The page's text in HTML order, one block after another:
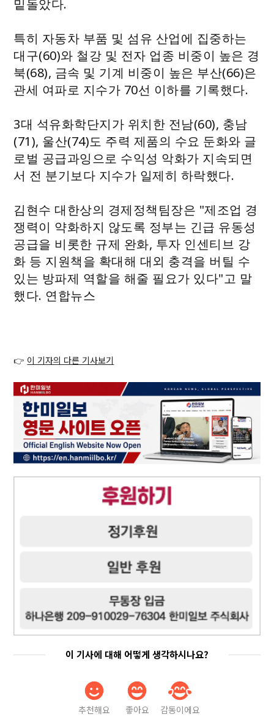
밑돌았다.
특히 자동차 부품 및 섬유 산업에 집중하는
대구(60)와 철강 및 전자 업종 비중이 높은 경
북(68), 금속 및 기계 비중이 높은 부산(66)은
관세 여파로 지수가 70선 이하를 기록했다.
3대 석유화학단지가 위치한 전남(60), 충남
(71), 울산(74)도 주력 제품의 수요 둔화와 글
로벌 공급과잉으로 수익성 악화가 지속되면
서 전 분기보다 지수가 일제히 하락했다.
김현수 대한상의 경제정책팀장은 "제조업 경
쟁력이 약화하지 않도록 정부는 긴급 유동성
공급을 비롯한 규제 완화, 투자 인센티브 강
화 등 지원책을 확대해 대외 충격을 버틸 수
있는 방파제 역할을 해줄 필요가 있다"고 말
했다. 연합뉴스
👉 이 기자의 다른 기사보기
이 기사에 대해 어떻게 생각하시나요?
추천해요 좋아요 감동이에요